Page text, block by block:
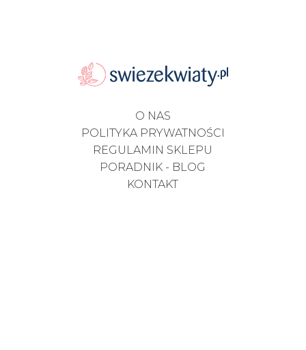
O NAS
POLITYKA PRYWATNOŚCI
REGULAMIN SKLEPU
PORADNIK - BLOG
KONTAKT